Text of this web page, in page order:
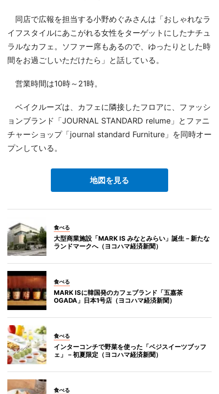
同店で広報を担当する小野めぐみさんは「おしゃれなラ
イフスタイルにあこがれる女性をターゲットにしたナチュ
ラルなカフェ。ソファー席もあるので、ゆったりとした時
間をお過ごしいただけたら」と話している。
営業時間は10時～21時。
ベイクルーズは、カフェに隣接したフロアに、ファッシ
ョンブランド「JOURNAL STANDARD relume」とファニ
チャーショップ「journal standard Furniture」を同時オー
プンしている。
地図を見る
食べる
大型商業施設「MARK IS みなとみらい」誕生－新たな
ランドマークへ（ヨコハマ経済新聞）
食べる
MARK ISに韓国発のカフェブランド「五嘉茶
OGADA」日本1号店（ヨコハマ経済新聞）
食べる
インターコンチで野菜を使った「ベジスイーツブッフ
ェ」－初夏限定（ヨコハマ経済新聞）
食べる